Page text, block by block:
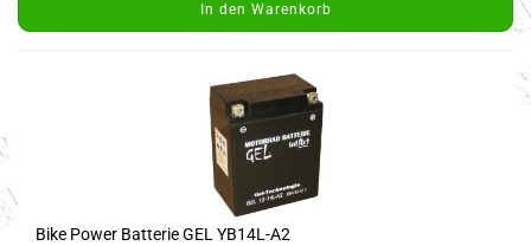
In den Warenkorb
Bike Power Batterie GEL YB14L-A2